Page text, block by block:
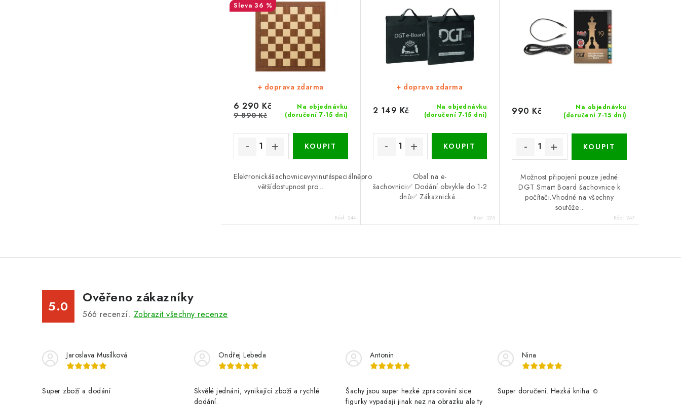
36 %
+ doprava zdarma
Na objednávku
(doručení 7-15 dní)
6 290 Kč
9 890 Kč
Elektronickášachovnicevyvinutáspeciálněpro
většídostupnost pro...
Kód: 244
+ doprava zdarma
Na objednávku
(doručení 7-15 dní)
2 149 Kč
Obal na e-
šachovnici✅ Dodání obvykle do 1-2
dnů✅ Zákaznická...
Kód: 225
Na objednávku
(doručení 7-15 dní)
990 Kč
Možnost připojení pouze jedné
DGT Smart Board šachovnice k
počítači.Vhodné na všechny
soutěže...
Kód: 247
5.0
Ověřeno zákazníky
566 recenzí. Zobrazit všechny recenze
Jaroslava Musílková
Super zboží a dodání
Ondřej Lebeda
Skvělé jednání, vynikající zboží a rychlé
dodání.
Antonin
Šachy jsou super hezké zpracování sice
figurky vypadaji jinak nez na obrazku ale ty
Nina
Super doručení. Hezká kniha ☺️